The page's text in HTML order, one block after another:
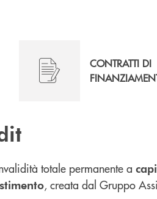
CONTRATTI DI
totale permanente a
, creata dal Gruppo